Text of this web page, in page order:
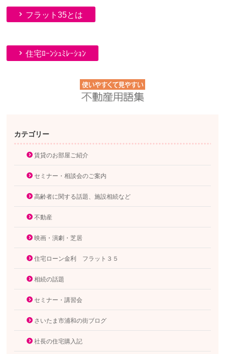
フラット35とは
住宅ﾛｰﾝｼｭﾐﾚｰｼｮﾝ
カテゴリー
賃貸のお部屋ご紹介
セミナー・相談会のご案内
高齢者に関する話題、施設相続など
不動産
映画・演劇・芝居
住宅ローン金利 フラット３５
相続の話題
セミナー・講習会
さいたま市浦和の街ブログ
社長の住宅購入記